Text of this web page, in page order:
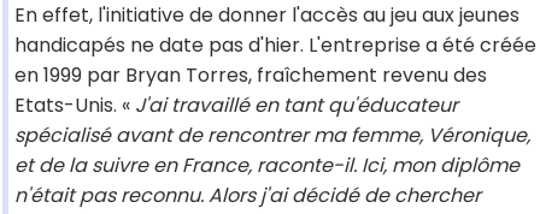
En effet, l'initiative de donner l'accès au jeu aux jeunes
handicapés ne date pas d'hier. L'entreprise a été créée
en 1999 par Bryan Torres, fraîchement revenu des
Etats-Unis. « J'ai travaillé en tant qu'éducateur
spécialisé avant de rencontrer ma femme, Véronique,
et de la suivre en France, raconte-il. Ici, mon diplôme
n'était pas reconnu. Alors j'ai décidé de chercher